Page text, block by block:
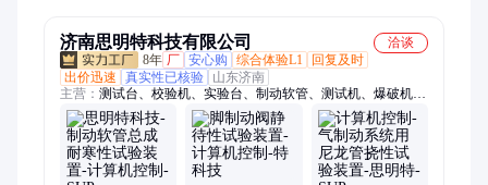
济南思明特科技有限公司
洽谈
8年 厂 安心购 综合体验L1
回复及时
出价迅速
真实性已核验
山东济南
主营： 测试台、校验机、实验台、制动软管、测试机、爆破机、
管水压、测试仪、检测台、cng软管、检测仪、试验机、试验
仪、瓶水压、检验机、石油管、静液压、压缩机、呼吸器、增压
泵、疲劳机